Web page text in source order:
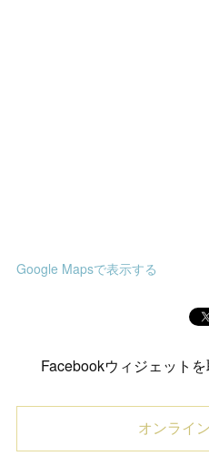
Google Mapsで表示する
Facebookウィジェットを
オンライ